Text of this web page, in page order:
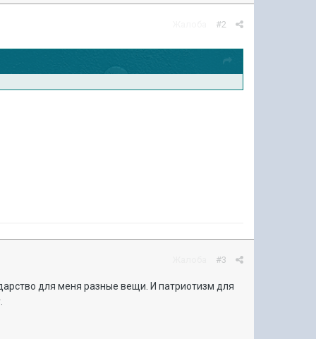
#2
#3
для меня разные вещи. И патриотизм для